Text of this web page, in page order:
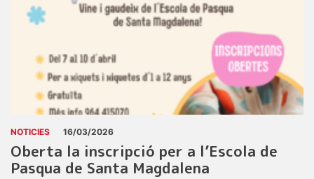
NOTICIES 16/03/2026
Oberta la inscripció per a l’Escola de
Pasqua de Santa Magdalena